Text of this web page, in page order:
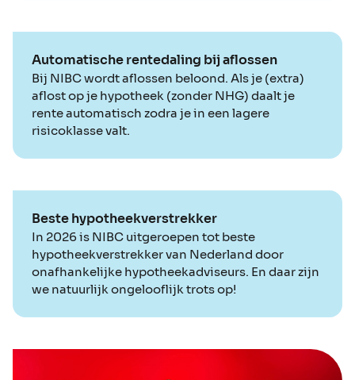
Automatische rentedaling bij aflossen
Bij NIBC wordt aflossen beloond. Als je (extra)
aflost op je hypotheek (zonder NHG) daalt je
rente automatisch zodra je in een lagere
risicoklasse valt.
Beste hypotheekverstrekker
In 2026 is NIBC uitgeroepen tot beste
hypotheekverstrekker van Nederland door
onafhankelijke hypotheekadviseurs. En daar zijn
we natuurlijk ongelooflijk trots op!